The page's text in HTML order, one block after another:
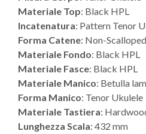
Materiale Top: Black HPL
Incatenatura: Pattern Tenor
Forma Catene: Non-Scalloped
Materiale Fondo: Black HPL
Materiale Fasce: Black HPL
Materiale Manico: Betulla
Forma Manico: Tenor Ukulele
Materiale Tastiera:
Lunghezza Scala: 432 mm